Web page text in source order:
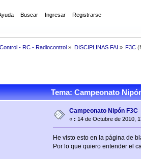
Buscar Ingresar Registrarse
- RC - Radiocontrol » DISCIPLINAS FAI » F3C
Tema: Campeonato
Campeonato Nipón F3C
« : 14 de Octubre de 2010,
He visto esto en la página de
Por lo que quiero entender el